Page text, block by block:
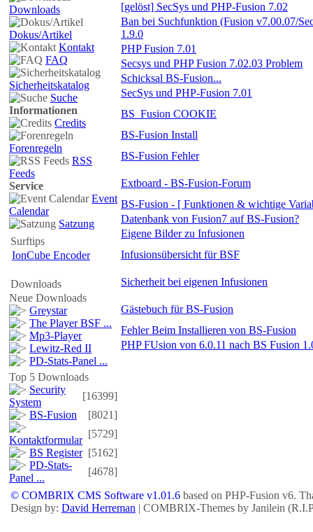
Downloads
Dokus/Artikel
Kontakt
FAQ
Sicherheitskatalog
Suche
Informationen
Credits
Forenregeln
RSS
Feeds
Service
Event
Calendar
Satzung
Surftips
IonCube Encoder
Downloads
Neue Downloads
Greystar
The Player BSF ...
Mp3-Player
Lewitz-Red II
PD-Stats-Panel ...
Top 5 Downloads
Security
System
[16399]
BS-Fusion
[8021]
Kontaktformular
[5729]
BS Register [5162]
PD-Stats-
Panel ...
[4678]
[gelöst] SecSys und PHP-Fusion 7.02
Ban bei Suchfunktion (Fusion v7.00.07/
1.9.0
PHP Fusion 7.01
Secsys und PHP Fusion 7.02.03 Problem
Schicksal BS-Fusion...
SecSys und PHP-Fusion 7.01
BS_Fusion COOKIE
BS-Fusion Install
BS-Fusion Fehler
Extboard - BS-Fusion-Forum
BS-Fusion - [ Funktionen & wichtige
Datenbank von Fusion7 auf BS-Fusion?
Eigene Bilder zu Infusionen
Infusionsübersicht für BSF
Sicherheit bei eigenen Infusionen
Gästebuch für BS-Fusion
Fehler Beim Installieren von BS-Fusion
PHP FUsion von 6.0.11 nach BS Fusion
© COMBRIX CMS Software v1.01.6 based on PHP-Fusion v6.
Design by: David Herreman | COMBRIX-Themes by Janilein